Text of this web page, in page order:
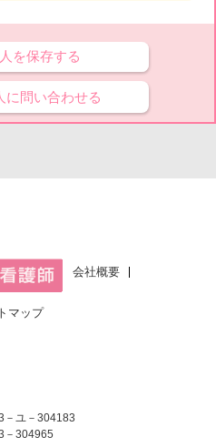
を保存する
に問い合わせる
会社概要
マップ
－ユ－304183
－304965